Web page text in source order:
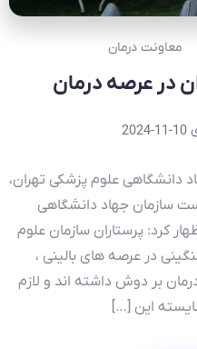
معاونت درمان
در عرصه درمان
2024-11-10
دانشگاهی علوم پزشکی تهران،
سازمان جهاد دانشگاهی
کرد: پرستاران سازمان علوم
در عرصه های بالینی ،
بر دوش داشته اند و لازم
این […]